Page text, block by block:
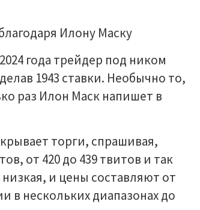
года трейдер под ником
1943 ставки. Необычно то,
раз Илон Маск напишет в
торги, спрашивая,
от 420 до 439 твитов и так
и цены составляют от
в нескольких диапазонах до